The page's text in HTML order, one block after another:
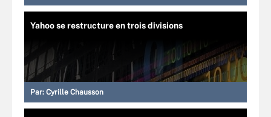
Yahoo se restructure en trois divisions
Par: Cyrille Chausson